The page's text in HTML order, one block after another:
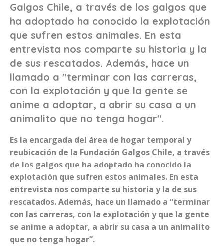
Galgos Chile, a través de los galgos que
ha adoptado ha conocido la explotación
que sufren estos animales. En esta
entrevista nos comparte su historia y la
de sus rescatados. Además, hace un
llamado a "terminar con las carreras,
con la explotación y que la gente se
anime a adoptar, a abrir su casa a un
animalito que no tenga hogar".
Es la encargada del área de hogar temporal y
reubicación de la Fundación Galgos Chile, a través
de los galgos que ha adoptado ha conocido la
explotación que sufren estos animales. En esta
entrevista nos comparte su historia y la de sus
rescatados. Además, hace un llamado a “terminar
con las carreras, con la explotación y que la gente
se anime a adoptar, a abrir su casa a un animalito
que no tenga hogar”.